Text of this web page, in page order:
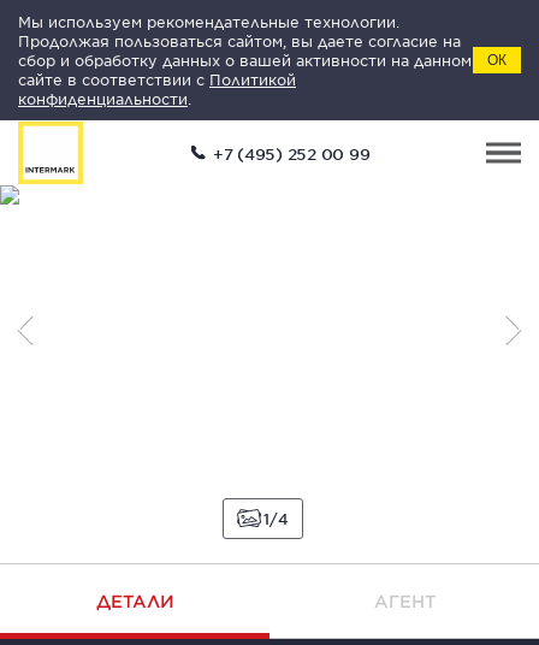
Мы используем рекомендательные технологии.
Продолжая пользоваться сайтом, вы даете согласие на
сбор и обработку данных о вашей активности на данном
сайте в соответствии с Политикой
конфиденциальности
ОК
+7 (495) 252 00 99
1 4
ДЕТАЛИ АГЕНТ